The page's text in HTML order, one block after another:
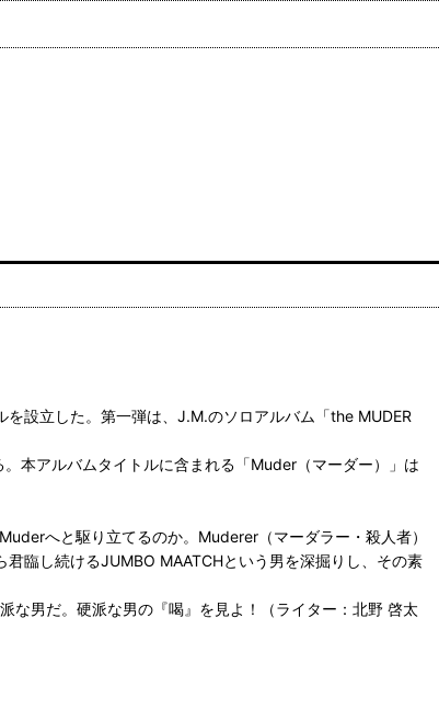
設立した。第一弾は、J.M.のソロアルバム「the MUDER
本アルバムタイトルに含まれる「Muder（マーダー）」は
へと駆り立てるのか。Muderer（マーダラー・殺人者）
臨し続けるJUMBO MAATCHという男を深掘りし、その素
な男だ。硬派な男の『喝』を見よ！（ライター：北野 啓太